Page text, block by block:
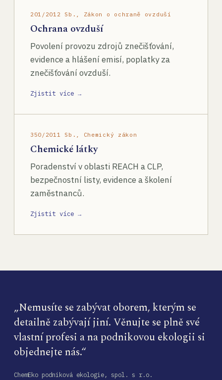
201/2012 Sb., Zákon o ochraně ovzduší
Ochrana ovzduší
Povolení provozu zdrojů znečišťování,
evidence a hlášení emisí, poplatky za
znečišťování ovzduší.
Zjistit více →
350/2011 Sb., Chemický zákon
Chemické látky
Poradenství v oblasti REACH a CLP,
bezpečnostní listy, evidence a školení
zaměstnanců.
Zjistit více →
„Nemusíte se zabývat oborem, kterým se
detailně zabývají jiní. Věnujte se plně své
vlastní profesi a na podnikovou ekologii si
objednejte nás.“
ChemEko podniková ekologie, spol. s r.o.